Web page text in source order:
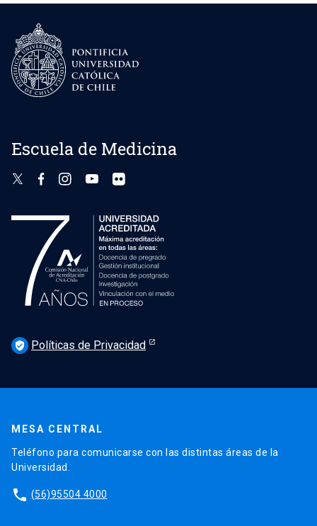
Escuela de Medicina
verified_user Políticas de Privacidad
MESA CENTRAL
Teléfono para comunicarse con las distintas áreas de la
Universidad.
phone (56)95504 4000